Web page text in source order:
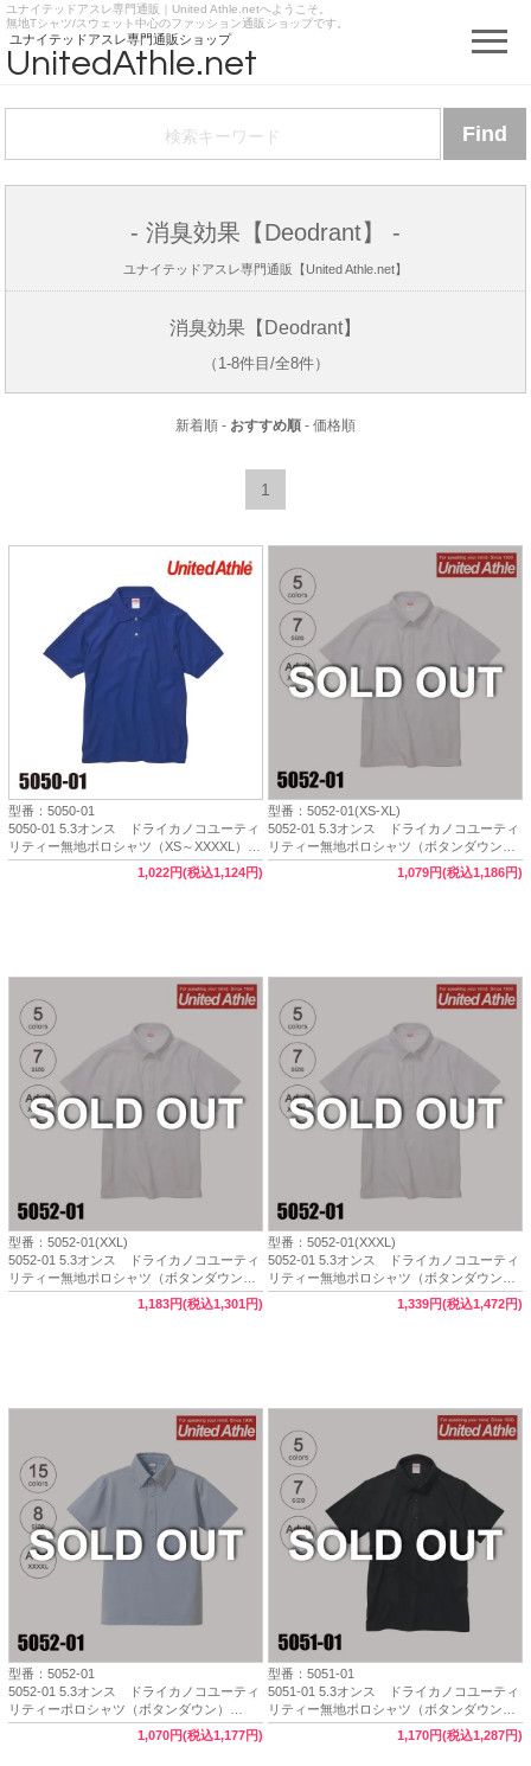
https://www.unitedathle.net
ユナイテッドアスレ専門通販｜United Athle.netへようこそ。
無地Tシャツ/スウェット中心のファッション通販ショップです。
ユナイテッドアスレ専門通販ショップ
UnitedAthle.net
- 消臭効果【Deodrant】 -
ユナイテッドアスレ専門通販【United Athle.net】
消臭効果【Deodrant】
（1-8件目/全8件）
新着順- おすすめ順- 価格順
1
型番：5050-01
5050-01 5.3オンス ドライカノコユーティ
リティー無地ポロシャツ（XS～XXXXL）★
ユナイテッドアスレ
1,022円(税込1,124円)
型番：5052-01(XS-XL)
5052-01 5.3オンス ドライカノコユーティ
リティー無地ポロシャツ（ボタンダウン）
（XS～XL）【完売】
1,079円(税込1,186円)
型番：5052-01(XXL)
5052-01 5.3オンス ドライカノコユーティ
リティー無地ポロシャツ（ボタンダウン）
（XXL）【完売】
1,183円(税込1,301円)
型番：5052-01(XXXL)
5052-01 5.3オンス ドライカノコユーティ
リティー無地ポロシャツ（ボタンダウン）
（XXXL）【完売】
1,339円(税込1,472円)
型番：5052-01
5052-01 5.3オンス ドライカノコユーティ
リティーポロシャツ（ボタンダウン）
（XXXXL）【完売】
1,070円(税込1,177円)
型番：5051-01
5051-01 5.3オンス ドライカノコユーティ
リティー無地ポロシャツ（ボタンダウン・
ポケット付き）（XS～XXXL）【完売】
1,170円(税込1,287円)